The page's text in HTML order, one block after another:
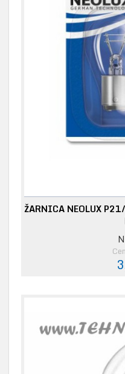
ŽARNICA NEOLUX